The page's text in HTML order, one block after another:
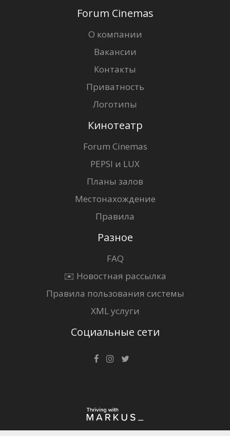
Forum Cinemas
О компании
Вакансии
Контакты
Приватность
Логотипы
Кинотеатр
Forum Cinemas
PEPSI и LUX
Планы залов
Местонахождение
Правила
Разное
FAQ
✉️ Новостная рассылка
Правила пользования системы
XML услуги
Социальные сети